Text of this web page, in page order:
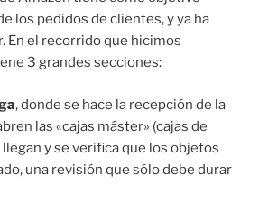
los pedidos de clientes, y ya ha
En el recorrido que hicimos
3 grandes secciones:
, donde se hace la recepción de la
las «cajas máster» (cajas de
y se verifica que los objetos
una revisión que sólo debe durar